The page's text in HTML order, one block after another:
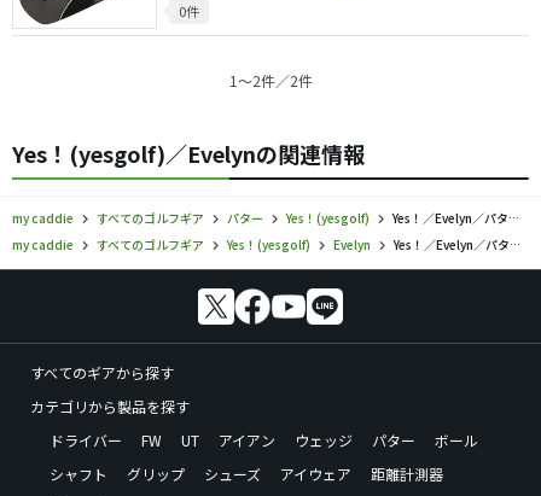
0件
1〜2件／2件
Yes！(yesgolf)／Evelynの関連情報
my caddie すべてのゴルフギア パター Yes！(yesgolf)
Yes！／Evelyn／パターの口コミ評価
my caddie
すべてのゴルフギア Yes！(yesgolf) Evelyn Yes！／Evelyn／パターの口コミ評価
すべてのギアから探す
カテゴリから製品を探す
ドライバー
FW UT アイアン ウェッジ パター
ボール
シャフト
グリップ シューズ アイウェア
距離計測器